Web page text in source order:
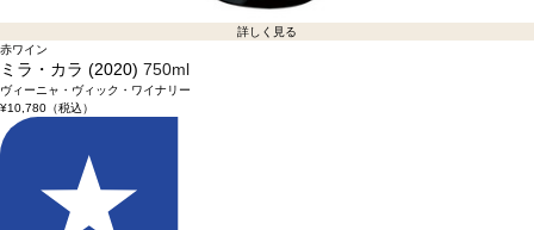
詳しく見る
赤ワイン
ミラ・カラ (2020) 750ml
ヴィーニャ・ヴィック・ワイナリー
¥10,780（税込）